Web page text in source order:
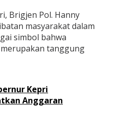
Brigjen Pol. Hanny
masyarakat dalam
simbol bahwa
tanggung
Kepri
Anggaran